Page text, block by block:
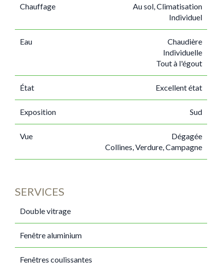
Chauffage
Au sol, Climatisation
Individuel
Eau
Chaudière
Individuelle
Tout à l'égout
État Excellent état
Exposition Sud
Vue
Dégagée
Collines, Verdure, Campagne
SERVICES
Double vitrage
Fenêtre aluminium
Fenêtres coulissantes